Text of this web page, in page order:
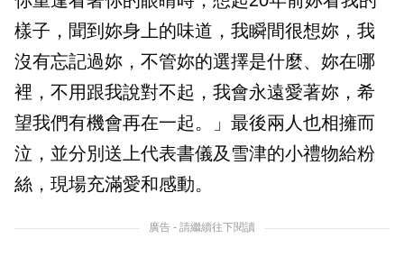
樣子，聞到妳身上的味道，我瞬間很想妳，我
沒有忘記過妳，不管妳的選擇是什麼、妳在哪
裡，不用跟我說對不起，我會永遠愛著妳，希
望我們有機會再在一起。」最後兩人也相擁而
泣，並分別送上代表書儀及雪津的小禮物給粉
絲，現場充滿愛和感動。
廣告 - 請繼續往下閱讀